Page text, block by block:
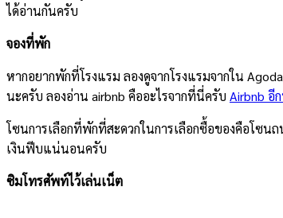
ได้อ่านกันครับ
จองที่พัก
หากอยากพักที่โรงแรม ลองดูจากโรงแรมจากใน
นะครับ ลองอ่าน airbnb คืออะไรจากที่นี่ครับ Airbnb อี
โซนการเลือกที่พักที่สะดวกในการเลือกซื้อของคือโซน
เงินฟีบแน่นอนครับ
ซิมโทรศัพท์ไว้เล่นเน็ต